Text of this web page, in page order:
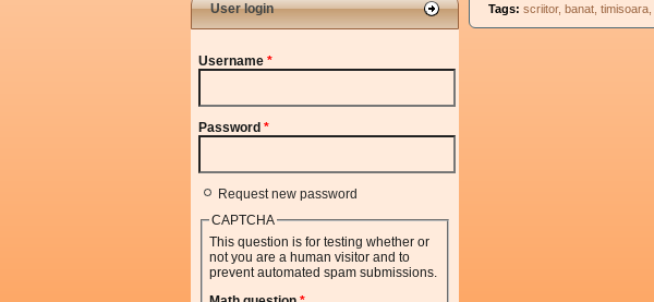
User login
Username *
Password *
Request new password
CAPTCHA
This question is for testing whether or
not you are a human visitor and to
prevent automated spam submissions.
Tags: scriitor banat timisoara